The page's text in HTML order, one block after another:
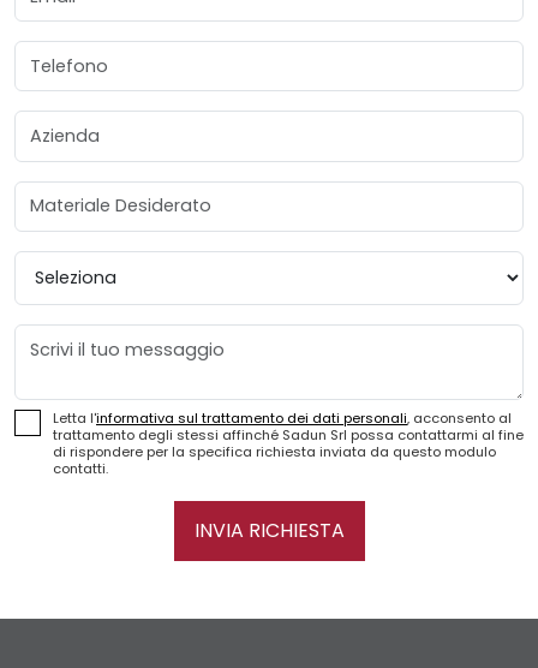
Telefono
Azienda
Materiale Desiderato
Provincia
Messaggio
Letta l'informativa sul trattamento dei dati personali, acconsento al
trattamento degli stessi affinché Sadun Srl possa contattarmi al fine
di rispondere per la specifica richiesta inviata da questo modulo
contatti.
INVIA RICHIESTA